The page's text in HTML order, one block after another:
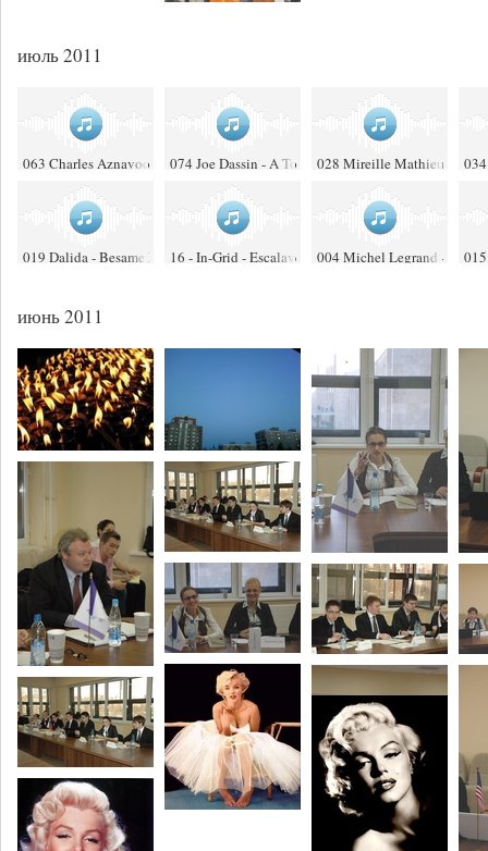
июль 2011
063 Charles Aznavoour - Les Deux Guitares
074 Joe Dassin - A Toi 028 Mireille Mathieu -
019 Dalida - Besame Mucho16 - In-Grid - Escalave De Toi004 Michel Legrand -
июнь 2011